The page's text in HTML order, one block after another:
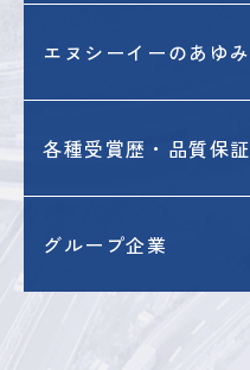
エヌシーイーのあゆみ
各種受賞歴・品質保証
グループ企業